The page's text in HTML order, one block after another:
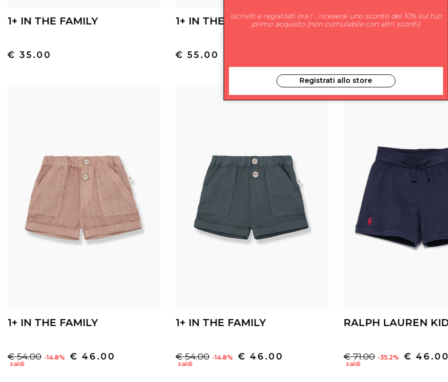
1+ IN THE FAMILY
€ 35.00
1+ IN THE FAMILY
€ 55.00
1+ IN THE FAMILY
1+ IN THE FAMILY
€ 54.00 -14.8% € 46.00
saldi
1+ IN THE FAMILY
€ 54.00 -14.8% € 46.00
saldi
RALPH LAUREN
€ 71.00 -35.2% € 46.00
saldi
iscriviti e registrati ora ! ...riceverai uno sconto del 10% sul tuo
primo acquisto (non cumulabile con altri sconti)
Registrati allo store